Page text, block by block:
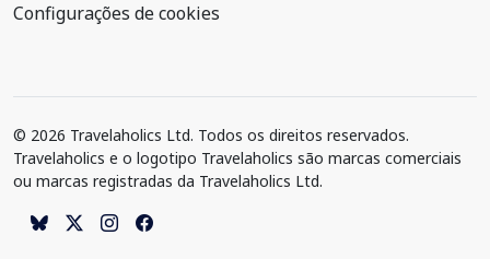
Configurações de cookies
© 2026 Travelaholics Ltd. Todos os direitos reservados.
Travelaholics e o logotipo Travelaholics são marcas comerciais
ou marcas registradas da Travelaholics Ltd.